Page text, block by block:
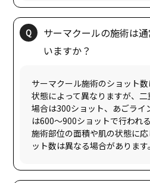
サーマクールの施術は
サーマクール施術のショット
状態によって異なりますが、
場合は300ショット、あごライ
は600〜900ショットで行われ
施術部位の面積や肌の状態に